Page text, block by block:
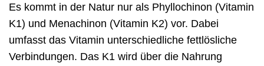
Es kommt in der Natur nur als Phyllochinon (Vitamin
K1) und Menachinon (Vitamin K2) vor. Dabei
umfasst das Vitamin unterschiedliche fettlösliche
Verbindungen. Das K1 wird über die Nahrung